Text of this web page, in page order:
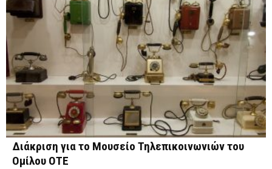
Διάκριση για το Μουσείο Τηλεπικοινωνιών του
Ομίλου ΟΤΕ